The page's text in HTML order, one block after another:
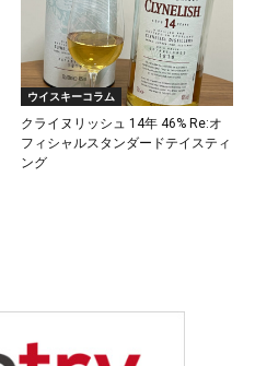
ウイスキーコラム
クライヌリッシュ 14年 46% Re:オ
フィシャルスタンダードテイスティ
ング